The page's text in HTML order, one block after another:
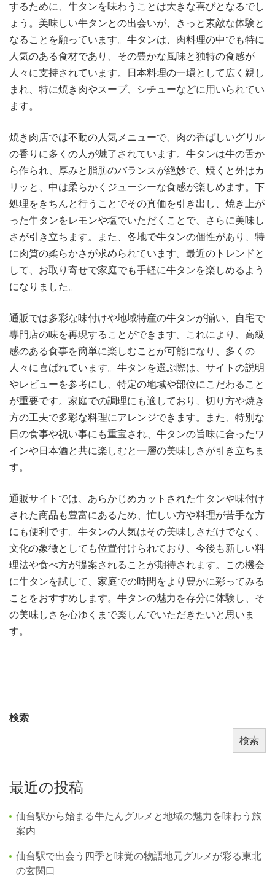
するために、牛タンを味わうことは大きな喜びとなるでし
ょう。美味しい牛タンとの出会いが、きっと素敵な体験と
なることを願っています。牛タンは、肉料理の中でも特に
人気のある食材であり、その豊かな風味と独特の食感が
人々に支持されています。日本料理の一環として広く親し
まれ、特に焼き肉やスープ、シチューなどに用いられてい
ます。
焼き肉店では不動の人気メニューで、肉の香ばしいグリル
の香りに多くの人が魅了されています。牛タンは牛の舌か
ら作られ、厚みと脂肪のバランスが絶妙で、焼くと外はカ
リッと、中は柔らかくジューシーな食感が楽しめます。下
処理をきちんと行うことでその真価を引き出し、焼き上が
った牛タンをレモンや塩でいただくことで、さらに美味し
さが引き立ちます。また、各地で牛タンの個性があり、特
に肉質の柔らかさが求められています。最近のトレンドと
して、お取り寄せで家庭でも手軽に牛タンを楽しめるよう
になりました。
通販では多彩な味付けや地域特産の牛タンが揃い、自宅で
専門店の味を再現することができます。これにより、高級
感のある食事を簡単に楽しむことが可能になり、多くの
人々に喜ばれています。牛タンを選ぶ際は、サイトの説明
やレビューを参考にし、特定の地域や部位にこだわること
が重要です。家庭での調理にも適しており、切り方や焼き
方の工夫で多彩な料理にアレンジできます。また、特別な
日の食事や祝い事にも重宝され、牛タンの旨味に合ったワ
インや日本酒と共に楽しむと一層の美味しさが引き立ちま
す。
通販サイトでは、あらかじめカットされた牛タンや味付け
された商品も豊富にあるため、忙しい方や料理が苦手な方
にも便利です。牛タンの人気はその美味しさだけでなく、
文化の象徴としても位置付けられており、今後も新しい料
理法や食べ方が提案されることが期待されます。この機会
に牛タンを試して、家庭での時間をより豊かに彩ってみる
ことをおすすめします。牛タンの魅力を存分に体験し、そ
の美味しさを心ゆくまで楽しんでいただきたいと思いま
す。
検索
検索
最近の投稿
仙台駅から始まる牛たんグルメと地域の魅力を味わう旅
案内
仙台駅で出会う四季と味覚の物語地元グルメが彩る東北
の玄関口